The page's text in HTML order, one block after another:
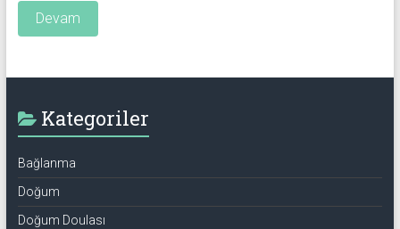
Devam
Kategoriler
Bağlanma
Doğum
Doğum Doulası